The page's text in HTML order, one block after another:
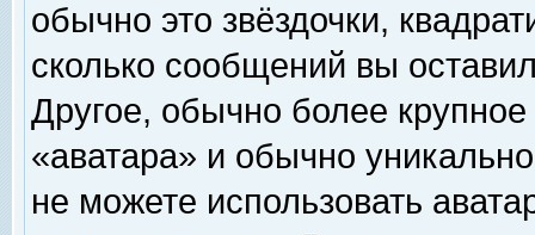
обычно это звёздочки,
сколько сообщений вы
Другое, обычно более
«аватара» и обычно
не можете использовать